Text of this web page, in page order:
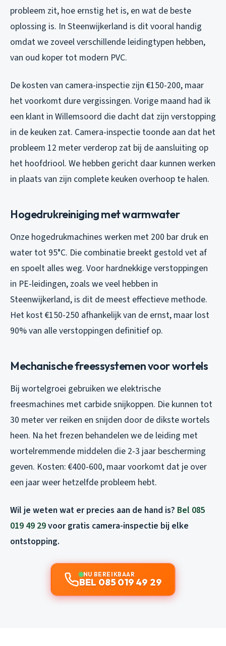
probleem zit, hoe ernstig het is, en wat de beste
oplossing is. In Steenwijkerland is dit vooral handig
omdat we zoveel verschillende leidingtypen hebben,
van oud koper tot modern PVC.
De kosten van camera-inspectie zijn €150-200, maar
het voorkomt dure vergissingen. Vorige maand had ik
een klant in Willemsoord die dacht dat zijn verstopping
in de keuken zat. Camera-inspectie toonde aan dat het
probleem 12 meter verderop zat bij de aansluiting op
het hoofdriool. We hebben gericht daar kunnen werken
in plaats van zijn complete keuken overhoop te halen.
Hogedrukreiniging met warmwater
Onze hogedrukmachines werken met 200 bar druk en
water tot 95°C. Die combinatie breekt gestold vet af
en spoelt alles weg. Voor hardnekkige verstoppingen
in PE-leidingen, zoals we veel hebben in
Steenwijkerland, is dit de meest effectieve methode.
Het kost €150-250 afhankelijk van de ernst, maar lost
90% van alle verstoppingen definitief op.
Mechanische freessystemen voor wortels
Bij wortelgroei gebruiken we elektrische
freesmachines met carbide snijkoppen. Die kunnen tot
30 meter ver reiken en snijden door de dikste wortels
heen. Na het frezen behandelen we de leiding met
wortelremmende middelen die 2-3 jaar bescherming
geven. Kosten: €400-600, maar voorkomt dat je over
een jaar weer hetzelfde probleem hebt.
Wil je weten wat er precies aan de hand is? Bel 085
019 49 29voor gratis camera-inspectie bij elke
ontstopping.
NU BEREIKBAAR
BEL 085 019 49 29